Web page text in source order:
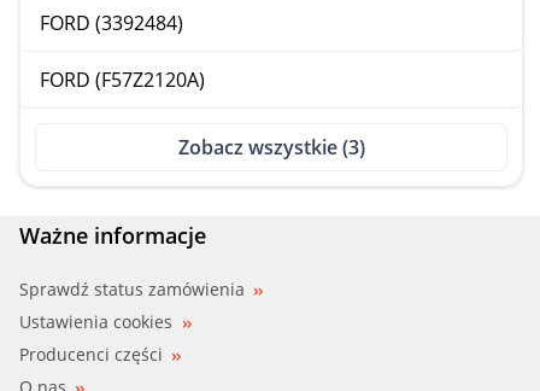
FORD (3392484)
FORD (F57Z2120A)
Zobacz wszystkie (3)
Ważne informacje
Sprawdź status zamówienia
Ustawienia cookies
Producenci części